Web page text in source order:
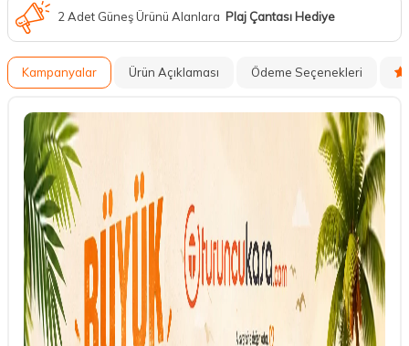
2 Adet Güneş Ürünü Alanlara Plaj Çantası Hediye
Kampanyalar Ürün Açıklaması Ödeme Seçenekleri